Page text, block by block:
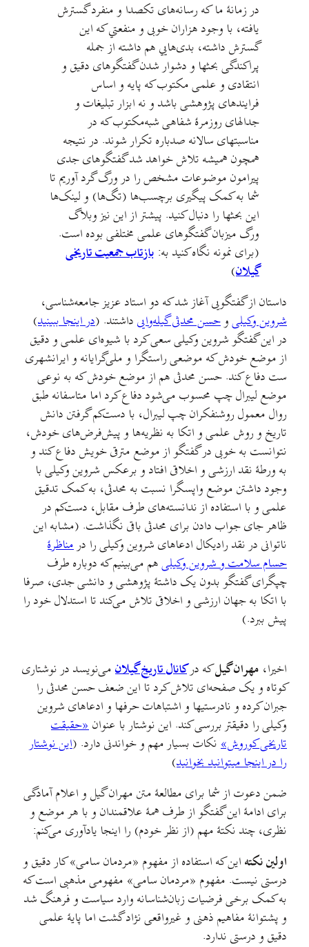
در زمانهٔ ما که رسانه‌های تکصدا و منفرد گسترش
یافته، با وجود هزاران خوبی و منفعتي که اين
گسترش داشته، بدی‌هایي هم داشته از جمله
پراکندگی بحثها و دشوار شدن گفتگوهای دقیق و
انتقادی و علمی مکتوب که پایه و اساس
فرایندهای پژوهشی باشد و نه ابزار تبلیغات و
جدالهای روزمرهٔ شفاهی شبه‌مکتوب که در
مناسبتهای سالانه صدباره تکرار شوند. در نتیجه
همچون همیشه تلاش خواهد شد گفتگوهای جدی
پیرامون موضوعات مشخص را در ورگ گرد آوریم تا
شما به کمک پیگیری برچسب‌ها (تگ‌ها) و لینک‌ها
این بحثها را دنبال کنید. پیشتر از این نیز وبلاگ
ورگ میزبان گفتگوهای علمی مختلفی بوده است.
(برای نمونه نگاه کنید به: بازتاب جمعیت تاریخی
گیلان)
داستان از گفتگویی آغاز شد که دو استاد عزیز جامعه‌شناسی،
شروین وکیلیو حسن محدثی گیله‌وایی داشتند. (در اینجا ببینید)
در این گفتگو شروین وکیلی سعی کرد با شیوه‌ای علمی و دقیق
از موضع خودش که موضعی راستگرا و ملی‌گرایانه و ایرانشهری
ست دفاع کند. حسن محدثی هم از موضع خودش که به نوعی
موضع لیبرال چپ محسوب می‌شود دفاع کرد اما متاسفانه طبق
روال معمول روشنفکران چپ لیبرال، با دست‌کم گرفتن دانش
تاریخ و روش علمی و اتکا به نظریه‌ها و پیش‌فرض‌های خودش،
نتوانست به خوبی در گفتگو از موضع مترقی خویش دفاع کند و
به ورطهٔ نقد ارزشی و اخلاقی افتاد و برعکس شروین وکیلی با
وجود داشتن موضع واپسگرا نسبت به محدثی، به کمک تدقیق
علمی و با استفاده از ندانسته‌های طرف مقابل، دست‌کم در
ظاهر جای جواب دادن برای محدثی باقی نگذاشت. (مشابه این
ناتوانی در نقد رادیکال ادعاهای شروین وکیلی را در مناظرهٔ
حسام سلامت و شروین وکیلیهم می‌بینیم که دوباره طرف
چپگرای گفتگو بدون یک داشتهٔ پژوهشی و دانشی جدی، صرفا
با اتکا به جهان ارزشی و اخلاقی تلاش می‌کند تا استدلال خود را
پیش ببرد.)
اخیرا، مهران گیلکه درکانال تاریخ گیلان می‌نویسد در نوشتاری
کوتاه و یک صفحه‌ای تلاش کرد تا این ضعف حسن محدثی را
جبران کرده و نادرستیها و اشتباهات حرفها و ادعاهای شروین
وکیلی را دقيقتر بررسی کند. این نوشتار با عنوان«حقیقت
تاریخی کوروش» نکات بسیار مهم و خواندنی دارد. (این نوشتار
را در اینجا میتوانید بخوانید)
ضمن دعوت از شما برای مطالعهٔ متن مهران گیل و اعلام آمادگی
برای ادامهٔ این گفتگو از طرف همهٔ علاقمندان و با هر موضع و
نظری، چند نکتهٔ مهم (از نظر خودم) را اینجا یادآوری می‌کنم:
اولین نکته این که استفاده از مفهوم «مردمان سامی»‌ کار دقیق و
درستی نیست. مفهوم «مردمان سامی» مفهومی مذهبی است که
به کمک برخی فرضیات زبان‌شناسانه وارد سیاست و فرهنگ شد
و پشتوانهٔ مفاهیم ذهنی و غیرواقعی نژاد گشت اما پایهٔ علمی
دقیق و درستی ندارد.